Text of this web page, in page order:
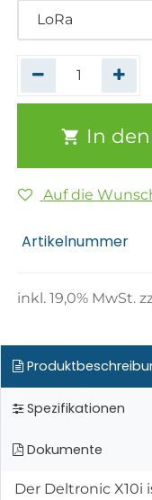
In
Auf die
Artikelnummer
inkl.19,0% MwSt.
Spezifikationen
Dokumente
Der Deltronic